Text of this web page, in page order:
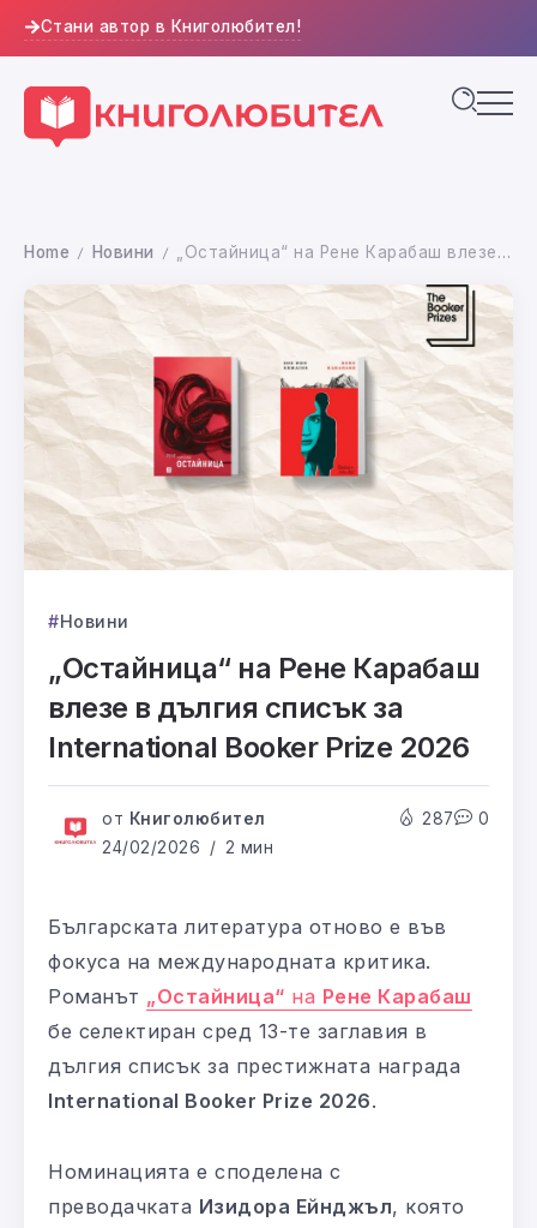
Стани автор в Книголюбител!
Home / Новини / „Остайница“ на Рене Карабаш влезе в дългия списък за International Booker Prize 2026
Новини
„Остайница“ на Рене Карабаш
влезе в дългия списък за
International Booker Prize 2026
от Книголюбител
24/02/2026
2 мин
287 0
Българската литература отново е във
фокуса на международната критика.
Романът „Остайница“ на Рене Карабаш
бе селектиран сред 13-те заглавия в
дългия списък за престижната награда
International Booker Prize 2026.
Номинацията е споделена с
преводачката Изидора Ейнджъл, която